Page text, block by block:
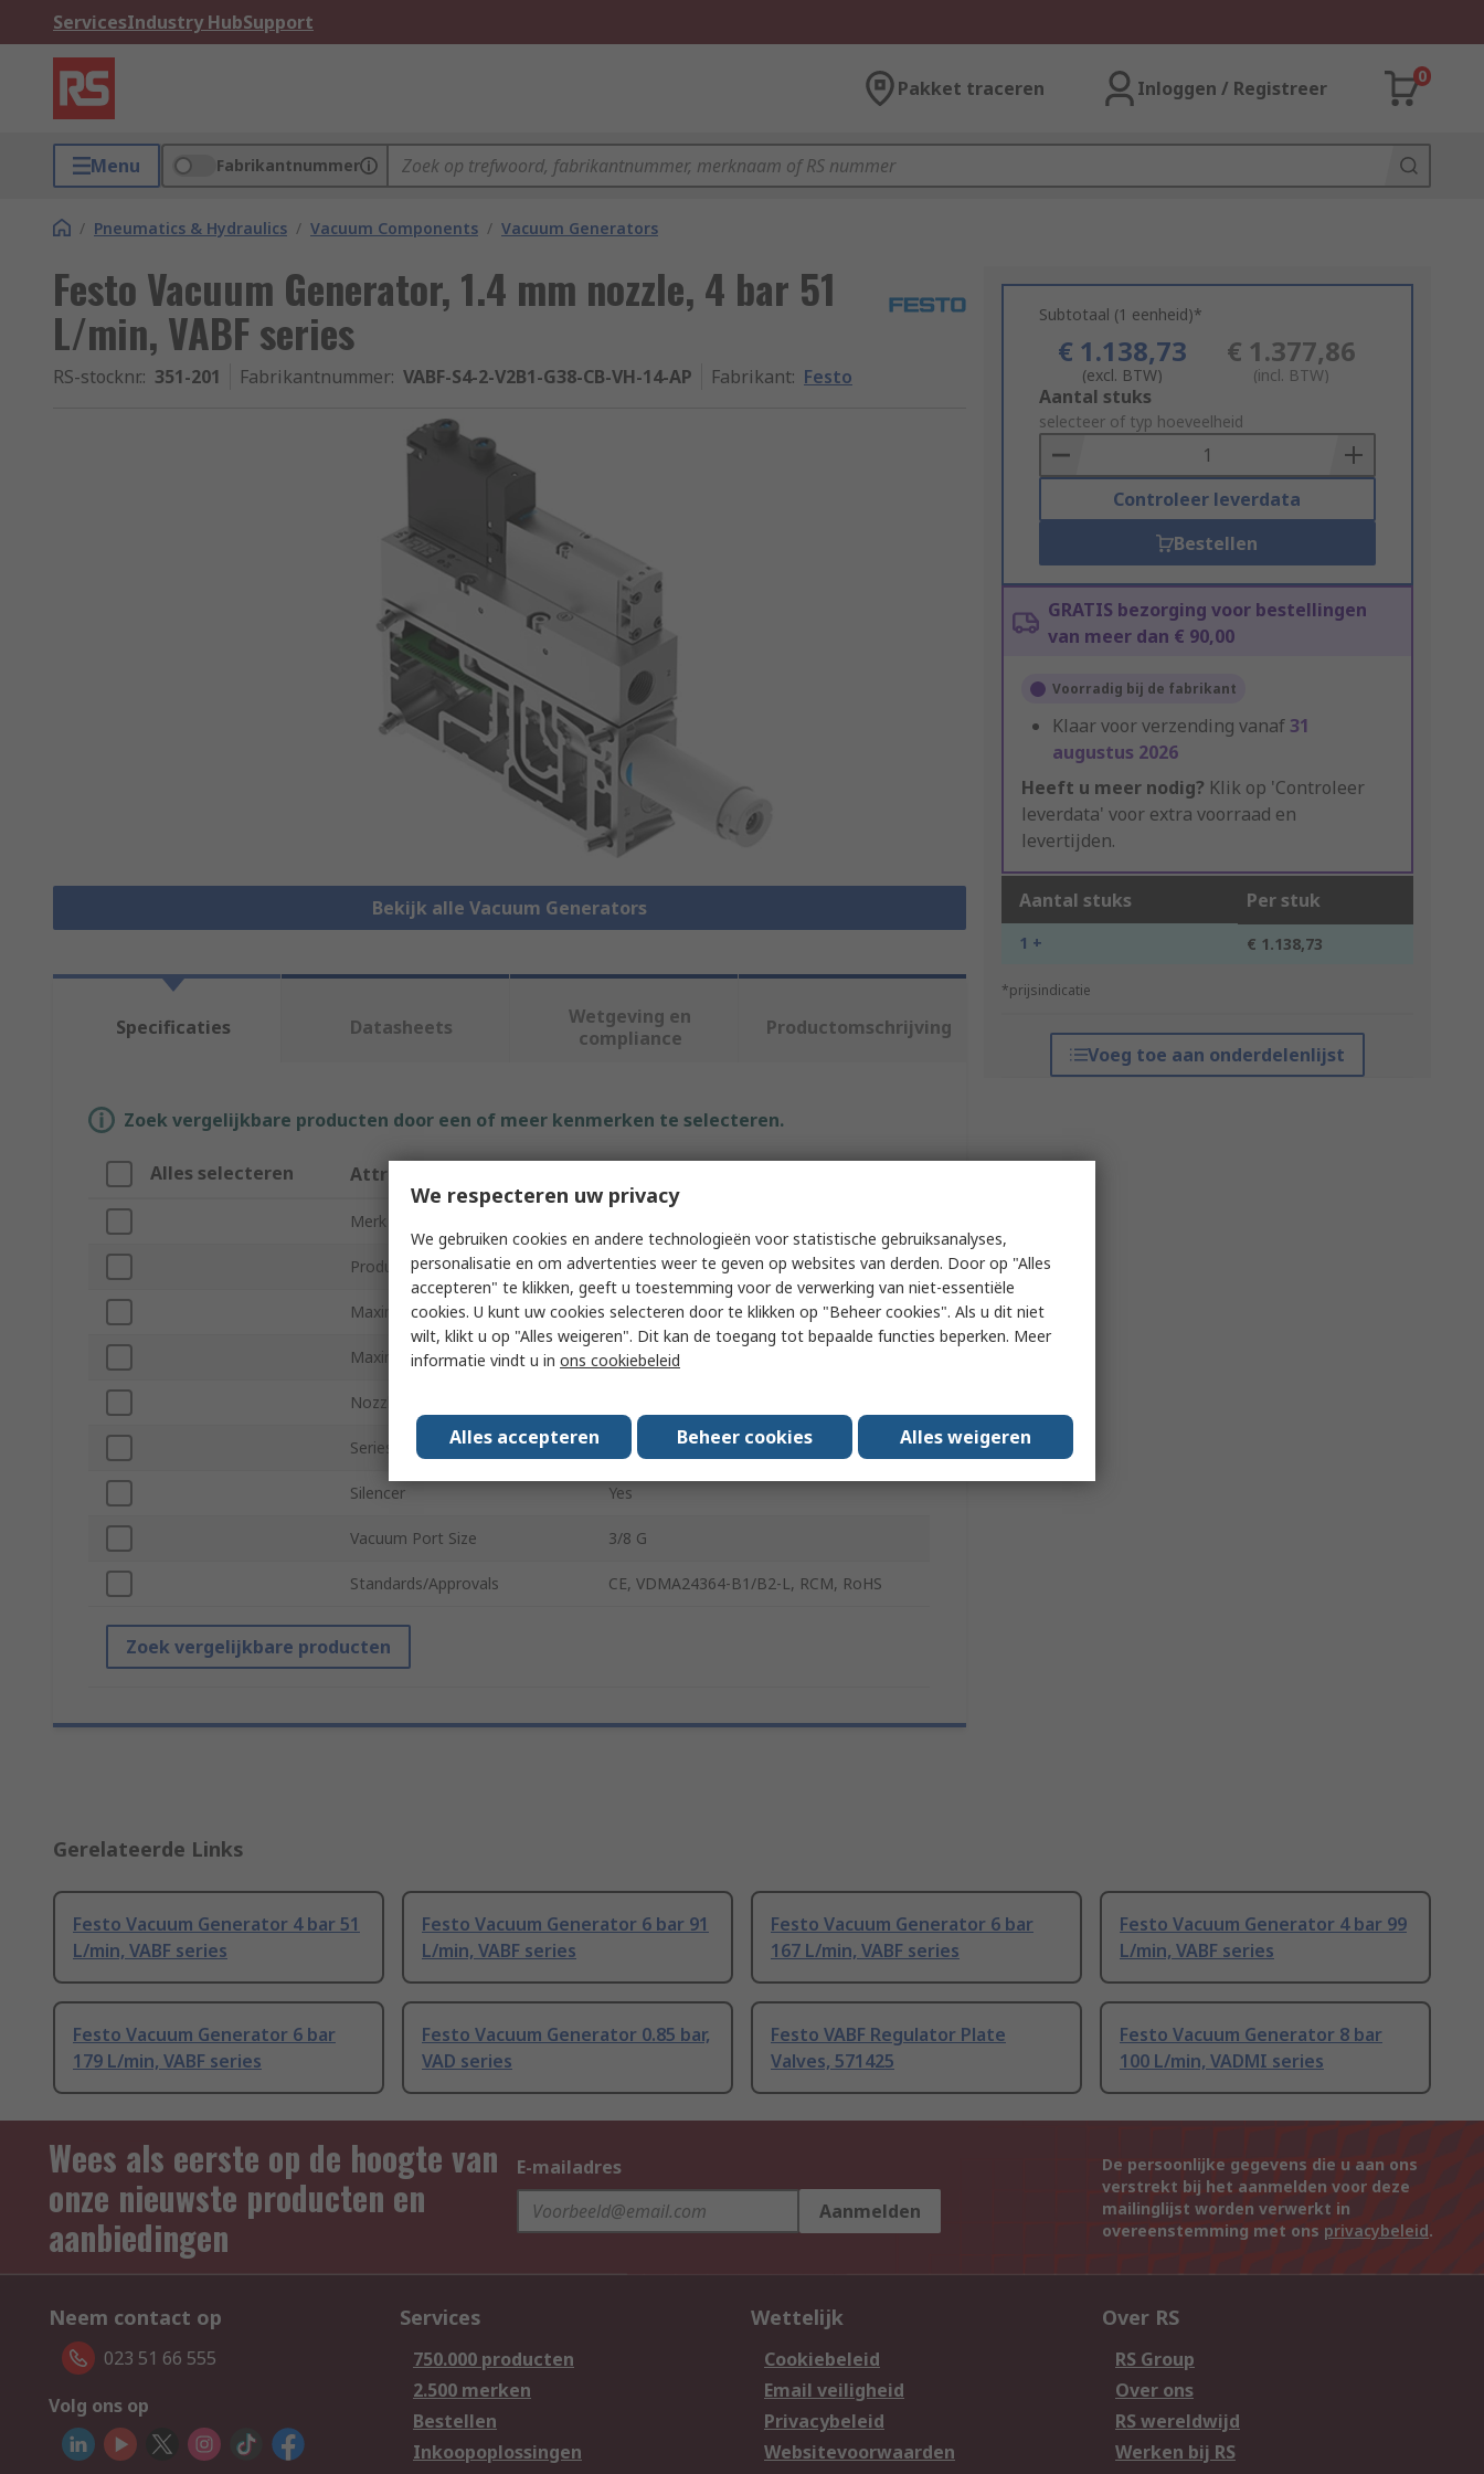
ServicesIndustry HubSupport
Pakket traceren Inloggen / Registreer
0
Menu Fabrikantnummer
/ Pneumatics & Hydraulics / Vacuum Components / Vacuum Generators
Festo Vacuum Generator, 1.4 mm nozzle, 4 bar 51
L/min, VABF series
RS-stocknr.: 351-201 Fabrikantnummer: VABF-S4-2-V2B1-G38-CB-VH-14-AP Fabrikant: Festo
Bekijk alle Vacuum Generators
Subtotaal (1 eenheid)*
€ 1.138,73
(excl. BTW)
€ 1.377,86
(incl. BTW)
Add
to
Basket
Aantal stuks
selecteer of typ hoeveelheid
Controleer leverdata
Bestellen
GRATIS bezorging voor bestellingen
van meer dan € 90,00
Voorradig bij de fabrikant
Klaar voor verzending vanaf31
augustus 2026
Heeft u meer nodig? Klik op 'Controleer
leverdata' voor extra voorraad en
levertijden.
Aantal stuks Per stuk
1 + € 1.138,73
*prijsindicatie
Voeg toe aan onderdelenlijst
Specificaties Datasheets
Wetgeving en
compliance
Productomschrijving
Zoek vergelijkbare producten door een of meer kenmerken te selecteren.
Alles selecteren Attribuut
Merk
Product Type Vacuum Generator
Maximum Suction Flow 51L/min
Maximum Vacuum Pressure 4bar
Nozzle Diameter
Series VABF
Silencer Yes
Vacuum Port Size 3/8 G
Standards/Approvals CE, VDMA24364-B1/B2-L, RCM, RoHS
Zoek vergelijkbare producten
Gerelateerde Links
Festo Vacuum Generator 4 bar 51
L/min, VABF series
Festo Vacuum Generator 6 bar 91
L/min, VABF series
Festo Vacuum Generator 6 bar
167 L/min, VABF series
Festo Vacuum Generator 4 bar 99
L/min, VABF series
Festo Vacuum Generator 6 bar
179 L/min, VABF series
Festo Vacuum Generator 0.85 bar,
VAD series
Festo VABF Regulator Plate
Valves, 571425
Festo Vacuum Generator 8 bar
100 L/min, VADMI series
Wees als eerste op de hoogte van
onze nieuwste producten en
aanbiedingen
E-mailadres
Aanmelden
De persoonlijke gegevens die u aan ons
verstrekt bij het aanmelden voor deze
mailinglijst worden verwerkt in
overeenstemming met ons privacybeleid.
Neem contact op
023 51 66 555
Volg ons op
Services
750.000 producten
2.500 merken
Bestellen
Inkoopoplossingen
Wettelijk
Cookiebeleid
Email veiligheid
Privacybeleid
Websitevoorwaarden
Over RS
RS Group
Over ons
RS wereldwijd
Werken bij RS
We respecteren uw privacy
We gebruiken cookies en andere technologieën voor statistische gebruiksanalyses,
personalisatie en om advertenties weer te geven op websites van derden. Door op "Alles
accepteren" te klikken, geeft u toestemming voor de verwerking van niet-essentiële
cookies. U kunt uw cookies selecteren door te klikken op "Beheer cookies". Als u dit niet
wilt, klikt u op "Alles weigeren". Dit kan de toegang tot bepaalde functies beperken. Meer
informatie vindt u in ons cookiebeleid
Alles accepteren Beheer cookies Alles weigeren